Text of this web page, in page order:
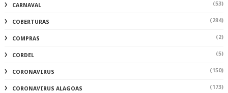
CARNAVAL (53)
COBERTURAS (284)
COMPRAS (2)
CORDEL (5)
CORONAVIRUS (150)
CORONAVIRUS ALAGOAS (173)